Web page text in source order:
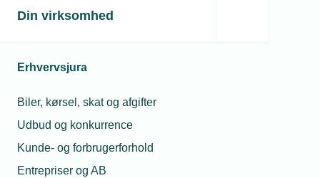
Din virksomhed
Erhvervsjura
Biler, kørsel, skat og afgifter
Udbud og konkurrence
Kunde- og forbrugerforhold
Entrepriser og AB